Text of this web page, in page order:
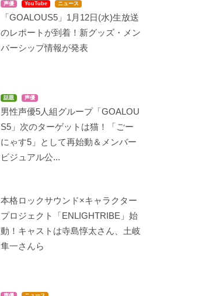
声優 YouTube ニュース
「GOALOUS5」1月12日(水)生放送
のレポートが到着！新グッズ・メン
バーシップ情報が発表
話題 声優
男性声優5人組グループ「GOALOU
S5」次のターゲットは猫！「ごー
にゃす5」として再始動＆メンバー
ビジュアル公...
本格ロックサウンド×キャラクター
プロジェクト「ENLIGHTRIBE」始
動！キャストは寺島惇太さん、土岐
隼一さんら